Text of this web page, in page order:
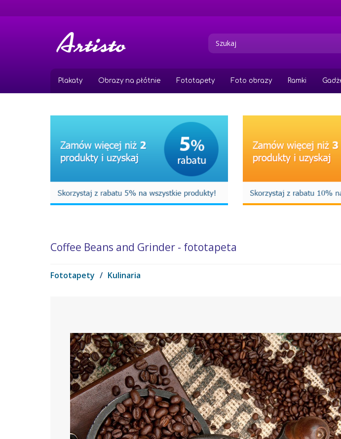
do
Plakaty Obrazy na płótnie Fototapety Foto obrazy Ramki
Coffee Beans and Grinder - fototapeta
Fototapety / Kulinaria